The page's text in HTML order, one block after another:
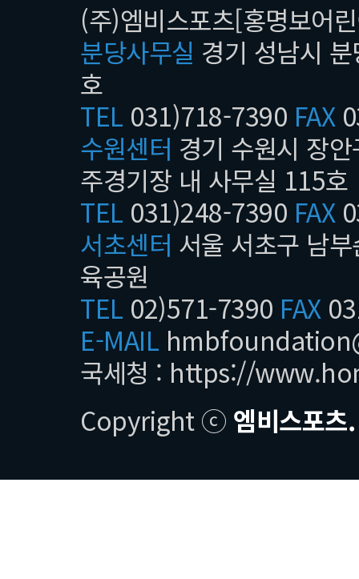
(주)엠비스포츠[홍명보어
분당사무실 경기 성남시
호
TEL 031)718-7390 FAX
수원센터 경기 수원시 장
주경기장 내 사무실 115호
TEL 031)248-7390 FAX
서초센터 서울 서초구 남
육공원
TEL 02)571-7390 FAX
E-MAIL
국세청 : https://
Copyright ⓒ 엠비스포츠.